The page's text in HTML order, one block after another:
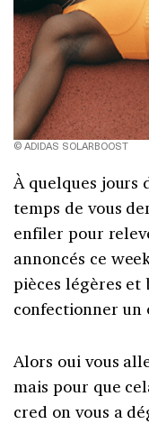
© ADIDAS SOLARBOOST
À quelques jours
temps de vous
enfiler pour
annoncés ce
pièces légères et
confectionner
Alors oui vous
mais pour que
cred on vous a